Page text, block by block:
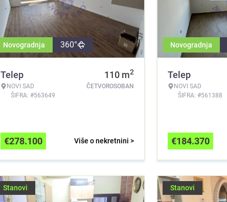
Novogradnja 360°
Telep
NOVI SAD
ŠIFRA: #563649
110 m2
ČETVOROSOBAN
Više o nekretnini >
€278.100
Novogradnja
Telep
NOVI SAD
ŠIFRA: #561388
€184.370
Stanovi Stanovi